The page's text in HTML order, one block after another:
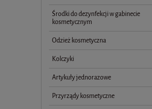
Środki do dezynfekcji w gabinecie
kosmetycznym
Odzież kosmetyczna
Kolczyki
Artykuły jednorazowe
Przyrządy kosmetyczne